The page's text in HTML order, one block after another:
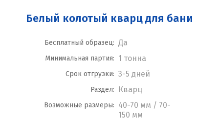
Белый колотый кварц для бани
Бесплатный образец: Да
Минимальная партия: 1 тонна
Срок отгрузки: 3-5 дней
Раздел: Кварц
Возможные размеры: 40-70 мм / 70-
150 мм